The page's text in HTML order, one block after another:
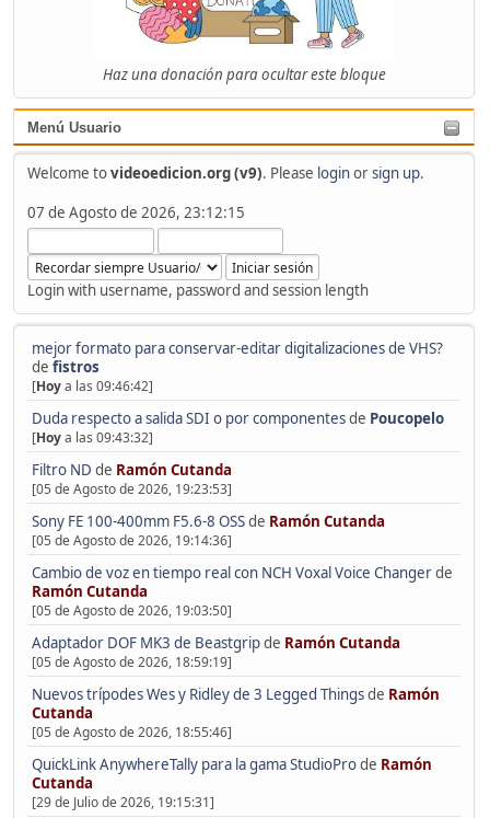
Haz una donación para ocultar este bloque
Menú Usuario
Welcome tovideoedicion.org (v9). Please loginorsign up.
07 de Agosto de 2026, 23:12:15
Login with username, password and session length
mejor formato para conservar-editar digitalizaciones de VHS?
de fistros
[Hoya las 09:46:42]
Duda respecto a salida SDI o por componentesde Poucopelo
[Hoya las 09:43:32]
Filtro ND de Ramón Cutanda
[05 de Agosto de 2026, 19:23:53]
Sony FE 100-400mm F5.6-8 OSSde Ramón Cutanda
[05 de Agosto de 2026, 19:14:36]
Cambio de voz en tiempo real con NCH Voxal Voice Changerde
Ramón Cutanda
[05 de Agosto de 2026, 19:03:50]
Adaptador DOF MK3 de Beastgripde Ramón Cutanda
[05 de Agosto de 2026, 18:59:19]
Nuevos trípodes Wes y Ridley de 3 Legged Thingsde Ramón
Cutanda
[05 de Agosto de 2026, 18:55:46]
QuickLink AnywhereTally para la gama StudioProde Ramón
Cutanda
[29 de Julio de 2026, 19:15:31]